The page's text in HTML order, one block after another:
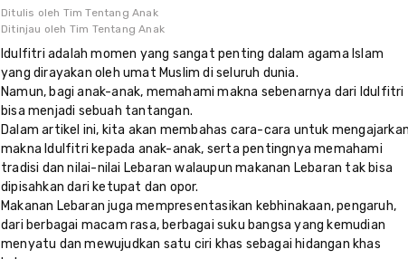
Ditulis oleh Tim Tentang Anak
Ditinjau oleh Tim Tentang Anak
Idulfitri adalah momen yang sangat penting dalam agama Islam
yang dirayakan oleh umat Muslim di seluruh dunia.
Namun, bagi anak-anak, memahami makna sebenarnya dari Idulfitri
bisa menjadi sebuah tantangan.
Dalam artikel ini, kita akan membahas cara-cara untuk
makna Idulfitri kepada anak-anak, serta pentingnya memahami
tradisi dan nilai-nilai Lebaran walaupun makanan Lebaran tak bisa
dipisahkan dari ketupat dan opor.
Makanan Lebaran juga mempresentasikan kebhinakaan, pengaruh,
dari berbagai macam rasa, berbagai suku bangsa yang kemudian
menyatu dan mewujudkan satu ciri khas sebagai hidangan khas